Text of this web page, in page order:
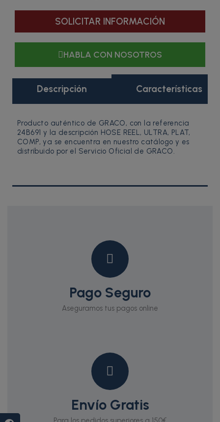
SOLICITAR INFORMACIÓN
HABLA CON NOSOTROS
Descripción Características
Producto auténtico de GRACO, con la referencia
24B691 y la descripción HOSE REEL, ULTRA, PLAT,
COMP, ya se encuentra en nuestro catálogo y es
distribuido por el Servicio Oficial de GRACO.
Pago Seguro
Aseguramos tus pagos online
Envío Gratis